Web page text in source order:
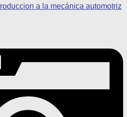
a la mecánica automotriz